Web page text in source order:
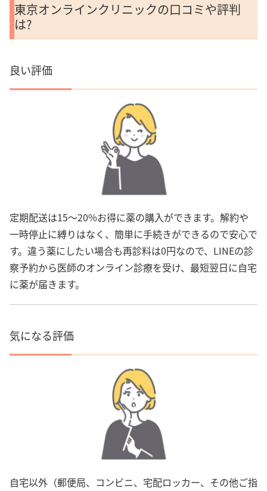
東京オンラインクリニックの口コミや評判
は?
良い評価
定期配送は15～20%お得に薬の購入ができます。解約や
一時停止に縛りはなく、簡単に手続きができるので安心で
す。違う薬にしたい場合も再診料は0円なので、LINEの診
察予約から医師のオンライン診療を受け、最短翌日に自宅
に薬が届きます。
気になる評価
自宅以外（郵便局、コンビニ、宅配ロッカー、その他ご指